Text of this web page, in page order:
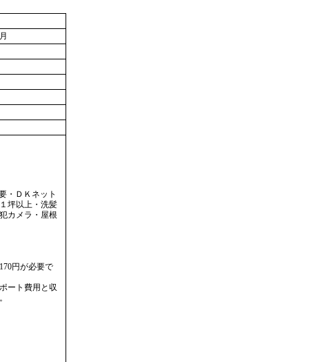
・ＤＫネット
坪以上・洗髪
カメラ・屋根
円が必要で
ート費用と収